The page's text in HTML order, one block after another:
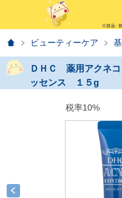
ホームビューティーケア
ＤＨＣ 薬用アクネ
ッセンス １５g
税率10%